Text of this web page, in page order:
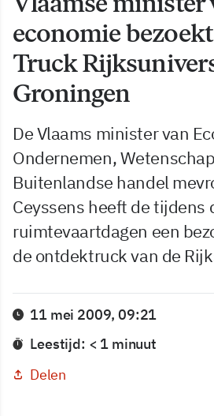
economie
Truck
Groningen
De Vlaams minister van
Ondernemen,
Buitenlandse handel
Ceyssens heeft de tijdens
ruimtevaartdagen een
de ontdektruck van de
11 mei 2009, 09:21
Leestijd: < 1 minuut
Delen